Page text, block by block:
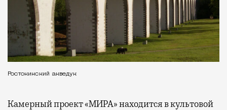
Ростокинский акведук
Камерный проект «МИРА» находится в культовой